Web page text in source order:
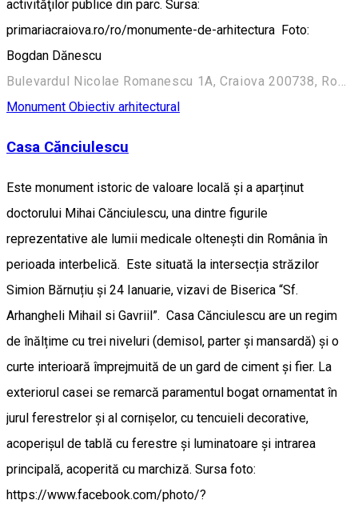
activităţilor publice din parc. Sursa:
primariacraiova.ro/ro/monumente-de-arhitectura Foto:
Bogdan Dănescu
Monument Obiectiv arhitectural
Casa Cănciulescu
Este monument istoric de valoare locală și a aparținut
doctorului Mihai Cănciulescu, una dintre figurile
reprezentative ale lumii medicale oltenești din România în
perioada interbelică. Este situată la intersecția străzilor
Simion Bărnuțiu și 24 Ianuarie, vizavi de Biserica “Sf.
Arhangheli Mihail si Gavriil”. Casa Cănciulescu are un regim
de înălțime cu trei niveluri (demisol, parter și mansardă) și o
curte interioară împrejmuită de un gard de ciment și fier. La
exteriorul casei se remarcă paramentul bogat ornamentat în
jurul ferestrelor și al cornișelor, cu tencuieli decorative,
acoperișul de tablă cu ferestre și luminatoare și intrarea
principală, acoperită cu marchiză. Sursa foto:
https://www.facebook.com/photo/?